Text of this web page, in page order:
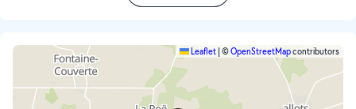
Leaflet ©OpenStreetMapcontributors